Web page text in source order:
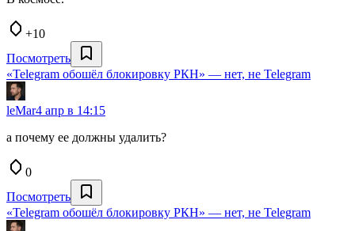
+10
Посмотреть
«Telegram обошёл блокировку РКН» — нет, не Telegram
leMar4 апр в 14:15
а почему ее должны удалить?
0
Посмотреть
«Telegram обошёл блокировку РКН» — нет, не Telegram